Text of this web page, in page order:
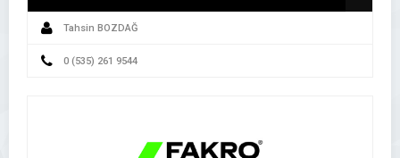
Tahsin BOZDAĞ
0 (535) 261 9544